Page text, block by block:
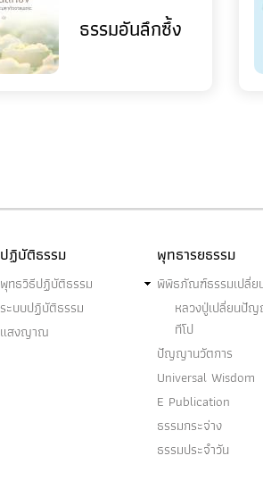
ธรรมอันลึกซึ้ง
ปฏิบัติธรรม
พุทธวิธีปฏิบัติธรรม
ระบบปฏิบัติธรรม
แสงญาณ
พุทธารยธรรม
พิพิธภัณฑ์ธรรมเปลี่ย
หลวงปู่เปลี่ยนปั
ทีโป
ปัญญานวัตการ
Universal Wisdom
E Publication
ธรรมกระจ่าง
ธรรมประจำวัน